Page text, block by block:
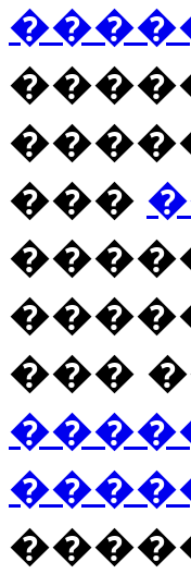
���
���